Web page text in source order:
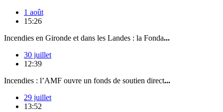
1 août
15:26
Incendies en Gironde et dans les Landes : la Fonda...
30 juillet
12:39
Incendies : l’AMF ouvre un fonds de soutien direct...
29 juillet
13:52